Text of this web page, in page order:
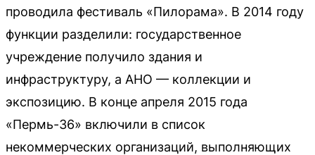
проводила фестиваль «Пилорама». В 2014 году
функции разделили: государственное
учреждение получило здания и
инфраструктуру, а АНО — коллекции и
экспозицию. В конце апреля 2015 года
«Пермь-36» включили в список
некоммерческих организаций, выполняющих